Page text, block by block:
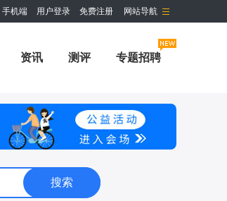
网站导航
手机端 用户登录 免费注册
资讯 测评 专题招聘